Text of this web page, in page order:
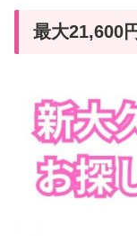
最大21,600